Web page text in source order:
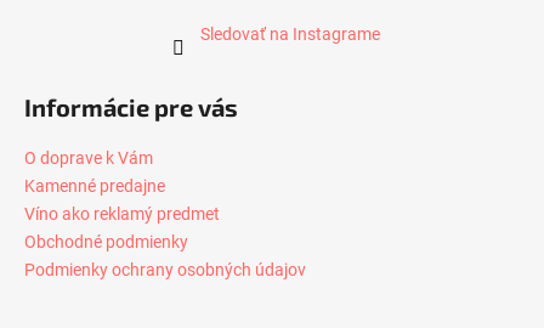
Sledovať na Instagrame
Informácie pre vás
O doprave k Vám
Kamenné predajne
Víno ako reklamý predmet
Obchodné podmienky
Podmienky ochrany osobných údajov